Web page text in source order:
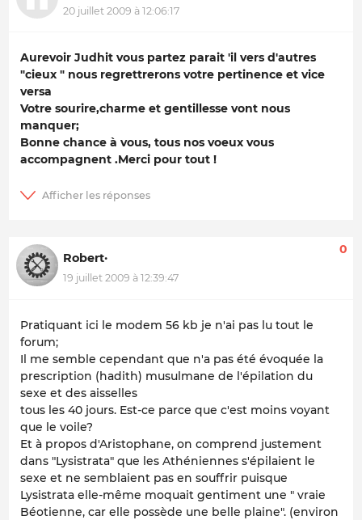
20 juillet 2009 à 12:06:17
Aurevoir Judhit vous partez parait 'il vers d'autres
"cieux " nous regrettrerons votre pertinence et vice
versa
Votre sourire,charme et gentillesse vont nous
manquer;
Bonne chance à vous, tous nos voeux vous
accompagnent .Merci pour tout !
Robert·
19 juillet 2009 à 12:39:47
0
Pratiquant ici le modem 56 kb je n'ai pas lu tout le
forum;
Il me semble cependant que n'a pas été évoquée la
prescription (hadith) musulmane de l'épilation du
sexe et des aisselles
tous les 40 jours. Est-ce parce que c'est moins voyant
que le voile?
Et à propos d'Aristophane, on comprend justement
dans "Lysistrata" que les Athéniennes s'épilaient le
sexe et ne semblaient pas en souffrir puisque
Lysistrata elle-même moquait gentiment une " vraie
Béotienne, car elle possède une belle plaine". (environ